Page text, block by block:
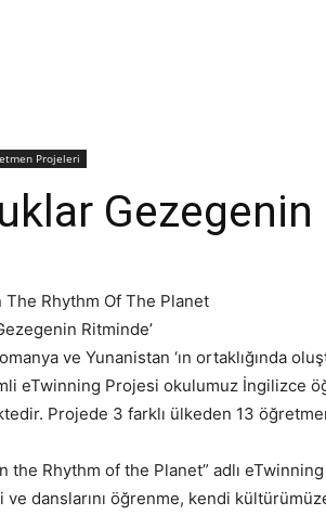
Projeleri
The Rhythm Of The Planet
Ritminde’
ve Yunanistan ‘ın ortaklığında
eTwinning Projesi okulumuz İngilizce
Projede 3 farklı ülkeden 13
the Rhythm of the Planet” adlı
ve danslarını öğrenme, kendi